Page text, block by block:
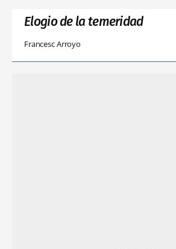
Elogio de la temeridad
Francesc Arroyo